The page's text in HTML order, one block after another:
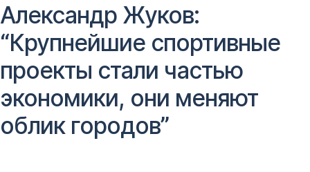
Александр Жуков:
“Крупнейшие спортивные
проекты стали частью
экономики, они меняют
облик городов”